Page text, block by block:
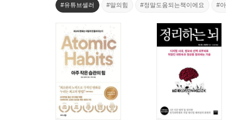
#유튜브셀러 #말의힘 #정말도움되는책이에요 #